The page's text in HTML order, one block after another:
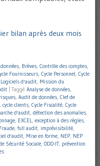
bilan après deux mois
, Brèves, Contrôle des comptes,
Fournisseurs, Cycle Personnel, Cycle
Logiciels d'audit, Mission du
Taggé Analyse de données,
, Audit de données, Clef de
, cycle clients, Cycle Fiscalité, Cycle
d'audit, détection des anomalies,
, EXCEL, exception à des règles,
Fraude, full audit, imprévisibilité,
d'audit, Mise en forme, NEP, NEP
Sécurité Sociale, ODD-IT, prévention